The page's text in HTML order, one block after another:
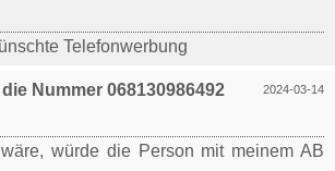
Telefonwerbung
2024-03-14
Nummer 068130986492
würde die Person mit meinem AB